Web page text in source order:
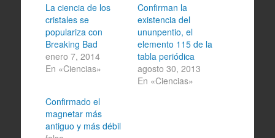
La ciencia de los
cristales se
populariza con
Breaking Bad
enero 7, 2014
En «Ciencias»
Confirman la
existencia del
ununpentio, el
elemento 115 de la
tabla periódica
agosto 30, 2013
En «Ciencias»
Confirmado el
magnetar más
antiguo y más débil